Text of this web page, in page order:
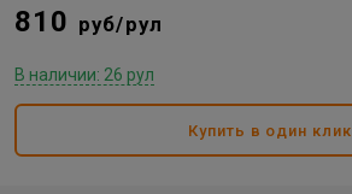
810 руб/рул
В наличии: 26 рул
Купить в один клик